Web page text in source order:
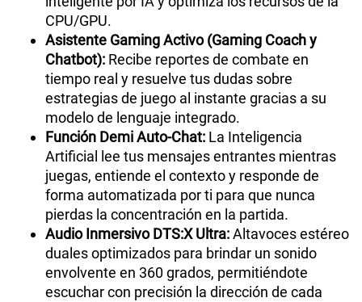
CPU/GPU.
Asistente Gaming Activo (Gaming Coach y
Chatbot): Recibe reportes de combate en
tiempo real y resuelve tus dudas sobre
estrategias de juego al instante gracias a su
modelo de lenguaje integrado.
Función Demi Auto-Chat: La Inteligencia
Artificial lee tus mensajes entrantes mientras
juegas, entiende el contexto y responde de
forma automatizada por ti para que nunca
pierdas la concentración en la partida.
Audio Inmersivo DTS:X Ultra:Altavoces estéreo
duales optimizados para brindar un sonido
envolvente en 360 grados, permitiéndote
escuchar con precisión la dirección de cada